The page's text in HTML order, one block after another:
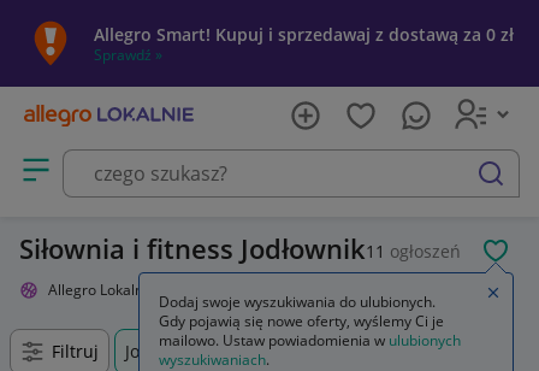
Allegro Smart! Kupuj i sprzedawaj z dostawą za 0 zł
Sprawdź »
Otwórz menu z kategoriami
szukaj
Siłownia i fitness Jodłownik11 ogłoszeń
Allegro Lokalnie
Filtruj Jodłownik, Małopolskie, +0 km
Dodaj swoje wyszukiwania do ulubionych.
Gdy pojawią się nowe oferty, wyślemy Ci je
mailowo. Ustaw powiadomienia w ulubionych
wyszukiwaniach.